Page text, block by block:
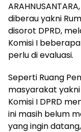
diberau yakni
disorot DPRD,
Komisi I
perlu di evaluasi.
Seperti Ruang
masyarakat
Komisi I DPRD
ini masih belum
yang ingin